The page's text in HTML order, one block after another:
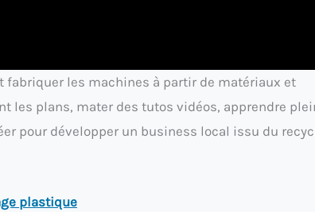
fabriquer les machines à partir de matériaux et
les plans, mater des tutos vidéos, apprendre
pour développer un business local issu du